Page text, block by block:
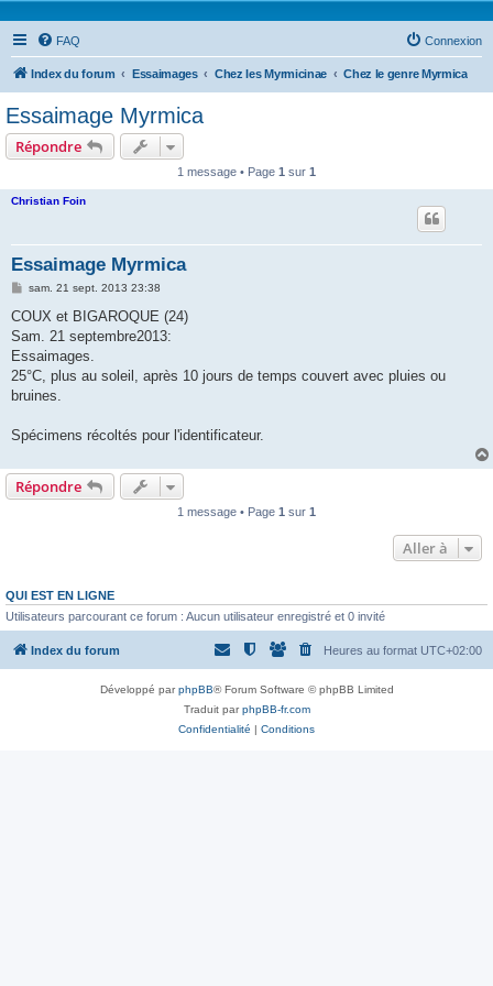
FAQ Connexion
Index du forum Essaimages Chez les Myrmicinae Chez le genre Myrmica
Essaimage Myrmica
Répondre
1 message • Page 1 sur 1
Christian Foin
Essaimage Myrmica
M
s
a
g
sam. 21 sept. 2013 23:38
COUX et BIGAROQUE (24)
Sam. 21 septembre2013:
Essaimages.
25°C, plus au soleil, après 10 jours de temps couvert avec pluies ou
bruines.
Spécimens récoltés pour l'identificateur.
Répondre
1 message • Page 1 sur 1
Aller à
QUI EST EN LIGNE
Utilisateurs parcourant ce forum : Aucun utilisateur enregistré et 0 invité
Index du forum Heures au format UTC+02:00
Développé parphpBB® Forum Software © phpBB Limited
Traduit parphpBB-fr.com
Confidentialité | Conditions